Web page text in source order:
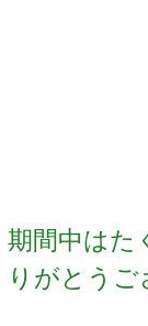
期間中はた
りがとう